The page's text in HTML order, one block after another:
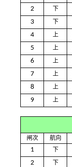
2 下
3 下
4 上
5 上
6 上
7 上
8 上
9 上
闸次 航向
1 下
2 下